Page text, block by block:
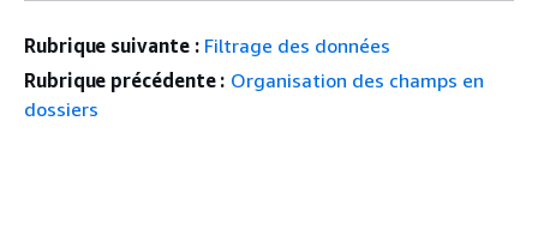
Rubrique suivante : Filtrage des données
Rubrique précédente : Organisation des champs en
dossiers